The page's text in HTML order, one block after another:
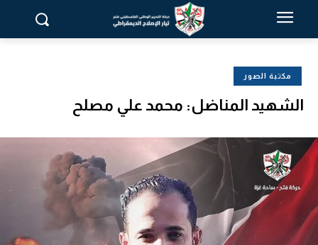
مكتبة الصور
الشهيد المناضل: محمد علي مصلح